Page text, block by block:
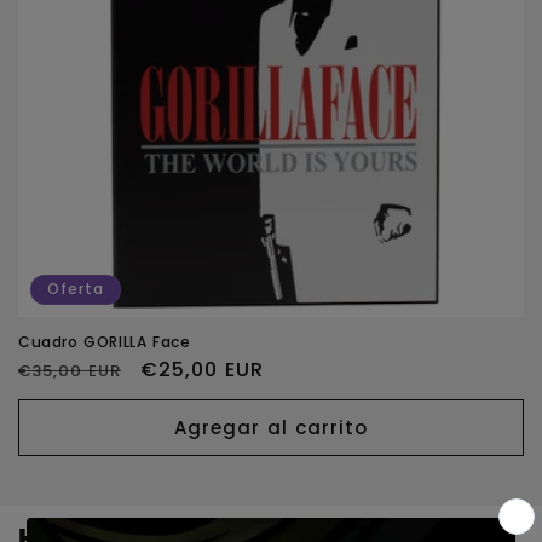
Oferta
Cuadro GORILLA Face
Precio
habitual
€35,00 EUR
Precio
de
oferta
€25,00 EUR
Agregar al carrito